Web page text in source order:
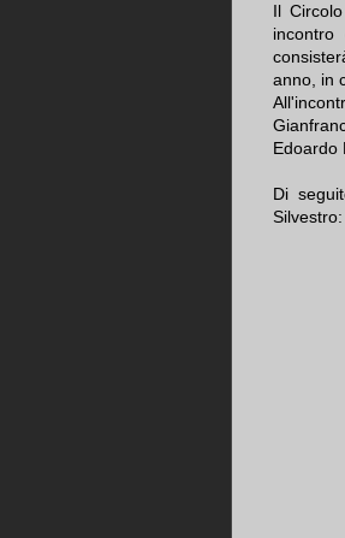
Il
anno, in
Edoardo
Di
Silvestro: